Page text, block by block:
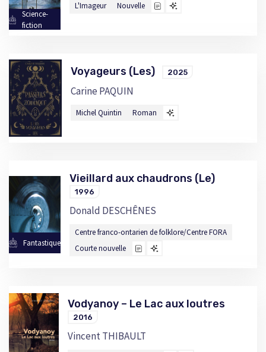
Science-
fiction
L'Imageur Nouvelle
Voyageurs (Les) 2025
Carine PAQUIN
Michel Quintin Roman
Fantastique
Vieillard aux chaudrons (Le)
1996
Donald DESCHÊNES
Centre franco-ontarien de folklore/Centre FORA
Courte nouvelle
Vodyanoy – Le Lac aux loutres
2016
Vincent THIBAULT